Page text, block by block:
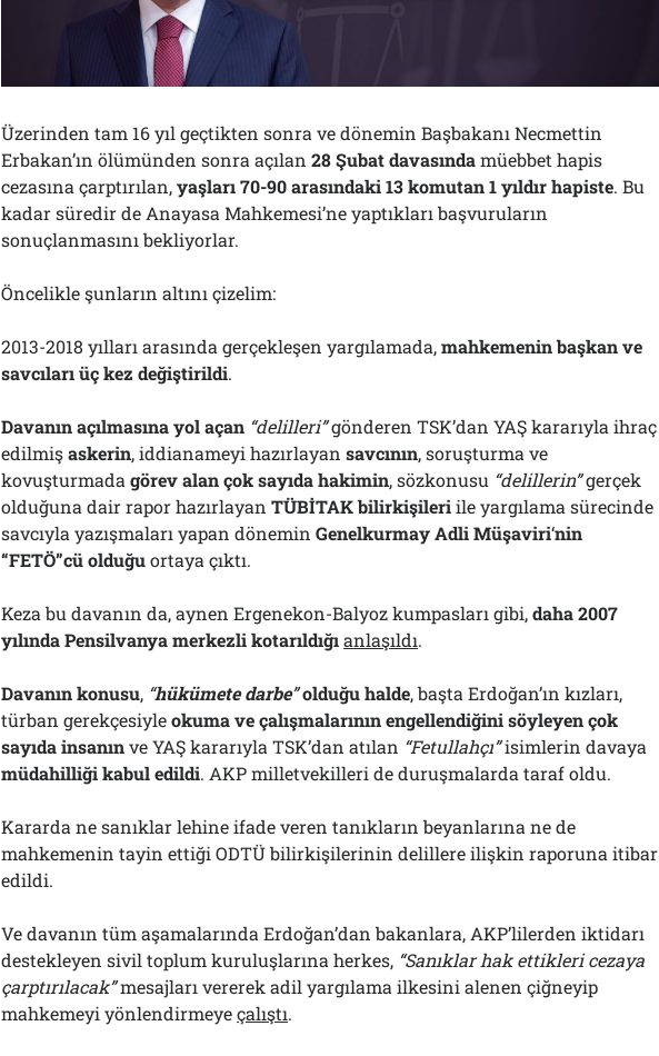
Üzerinden tam 16 yıl geçtikten sonra ve dönemin Başbakanı Necmettin
Erbakan’ın ölümünden sonra açılan28 Şubat davasındamüebbet hapis
cezasına çarptırılan,yaşları 70-90 arasındaki 13 komutan 1 yıldır hapiste. Bu
kadar süredir de Anayasa Mahkemesi’ne yaptıkları başvuruların
sonuçlanmasını bekliyorlar.
Öncelikle şunların altını çizelim:
2013-2018 yılları arasında gerçekleşen yargılamada,mahkemenin başkan ve
savcıları üç kez değiştirildi.
Davanın açılmasına yol açan “delilleri”gönderen TSK’dan YAŞ kararıyla ihraç
edilmişaskerin, iddianameyi hazırlayansavcının, soruşturma ve
kovuşturmadagörev alan çok sayıda hakimin, sözkonusu “delillerin”gerçek
olduğuna dair rapor hazırlayanTÜBİTAK bilirkişileriile yargılama sürecinde
savcıyla yazışmaları yapan döneminGenelkurmay Adli Müşaviri‘nin
“FETÖ”cü olduğuortaya çıktı.
Keza bu davanın da, aynen Ergenekon-Balyoz kumpasları gibi,daha 2007
yılında Pensilvanya merkezli kotarıldığıanlaşıldı.
Davanın konusu, “hükümete darbe”olduğu halde, başta Erdoğan’ın kızları,
türban gerekçesiyleokuma ve çalışmalarının engellendiğini söyleyen çok
sayıda insanınve YAŞ kararıyla TSK’dan atılan “Fetullahçı”isimlerin davaya
müdahilliği kabul edildi. AKP milletvekilleri de duruşmalarda taraf oldu.
Kararda ne sanıklar lehine ifade veren tanıkların beyanlarına ne de
mahkemenin tayin ettiği ODTÜ bilirkişilerinin delillere ilişkin raporuna itibar
edildi.
Ve davanın tüm aşamalarında Erdoğan’dan bakanlara, AKP’lilerden iktidarı
destekleyen sivil toplum kuruluşlarına herkes, “Sanıklar hak ettikleri cezaya
çarptırılacak”mesajları vererek adil yargılama ilkesini alenen çiğneyip
mahkemeyi yönlendirmeyeçalıştı.